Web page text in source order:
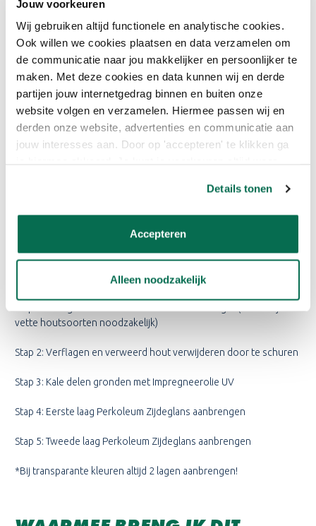
Jouw voorkeuren
Wij gebruiken altijd functionele en analytische cookies.
Ook willen we cookies plaatsen en data verzamelen om
de communicatie naar jou makkelijker en persoonlijker te
maken. Met deze cookies en data kunnen wij en derde
partijen jouw internetgedrag binnen en buiten onze
website volgen en verzamelen. Hiermee passen wij en
derden onze website, advertenties en communicatie aan
jouw interesses aan. Door op 'accepteren' te klikken ga
Details tonen
Accepteren
Alleen noodzakelijk
HOE BRENG IK DE VERF
AAN?
Stap 1: Reinigen en ontvetten met een verfreiniger (alleen bij
vette houtsoorten noodzakelijk)
Stap 3: Eerste laag Perkoleum Zijdeglans aanbrengen
Stap 4: Tweede laag Perkoleum Zijdeglans aanbrengen
Hout voorzien van verf
vette houtsoorten noodzakelijk)
Stap 2: Verflagen en verweerd hout verwijderen door te schuren
Stap 3: Kale delen gronden met Impregneerolie UV
Stap 4: Eerste laag Perkoleum Zijdeglans aanbrengen
Stap 5: Tweede laag Perkoleum Zijdeglans aanbrengen
*Bij transparante kleuren altijd 2 lagen aanbrengen!